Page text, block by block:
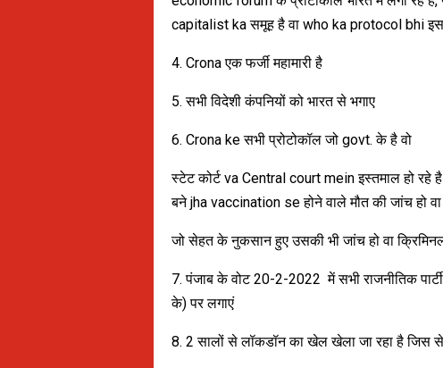
capitalist ka समूह है वा who ka protocol bhi
4. Crona एक फर्जी महामारी है
5. सभी विदेशी कंपनियों को भारत से भगाए
6. Crona ke सभी प्रोटोकॉल जो govt. के है वो
स्टेट कोर्ट va Central court mein इस्तमाल हो रहे
बने jha vaccination se होने वाले मौत की जांच हो वा
जो सेहत के नुकसान हुए उसकी भी जांच हो वा
7. पंजाब के वोट 20-2-2022 में सभी राजनीतिक
के) पर लगाएं
8. 2 सालों से लॉकडॉन का खेल खेला जा रहा है जिस